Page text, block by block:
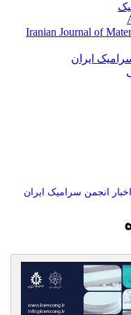
Iranian Journal of
ایران
انجمن سرامیک ایران